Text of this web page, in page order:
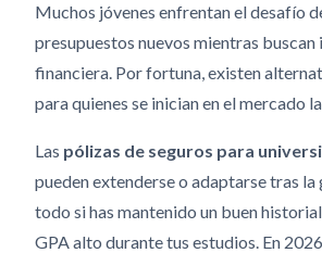
Muchos jóvenes enfrentan el desafío
presupuestos nuevos mientras buscan
financiera. Por fortuna, existen
para quienes se inician en el mercado
Las pólizas de seguros para
pueden extenderse o adaptarse tras
todo si has mantenido un buen
GPA alto durante tus estudios. En